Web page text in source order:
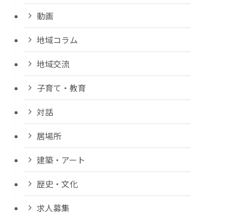
動画
地域コラム
地域交流
子育て・教育
対話
居場所
建築・アート
歴史・文化
求人募集